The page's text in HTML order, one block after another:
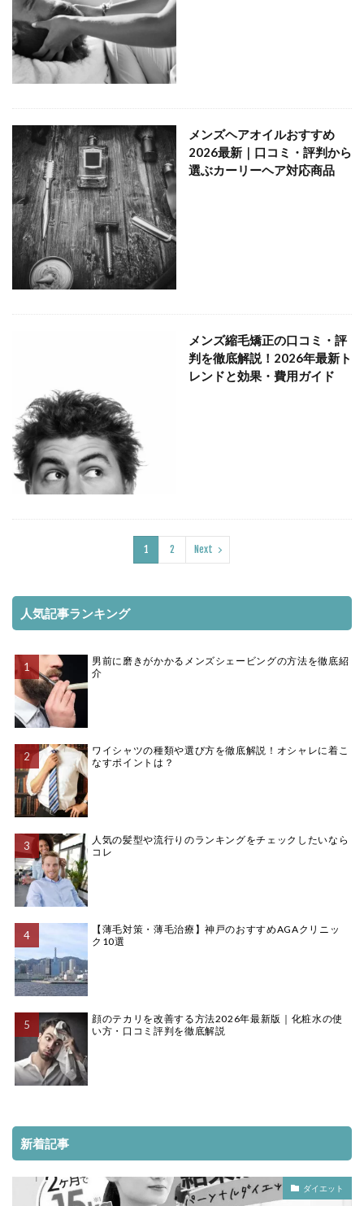
メンズヘアオイルおすすめ
2026最新｜口コミ・評判から
選ぶカーリーヘア対応商品
メンズ縮毛矯正の口コミ・評
判を徹底解説！2026年最新ト
レンドと効果・費用ガイド
1 2 Next
人気記事ランキング
男前に磨きがかかるメンズシェービングの方法を徹底紹
介
ワイシャツの種類や選び方を徹底解説！オシャレに着こ
なすポイントは？
人気の髪型や流行りのランキングをチェックしたいなら
コレ
【薄毛対策・薄毛治療】神戸のおすすめAGAクリニッ
ク10選
顔のテカリを改善する方法2026年最新版｜化粧水の使
い方・口コミ評判を徹底解説
新着記事
ダイエット